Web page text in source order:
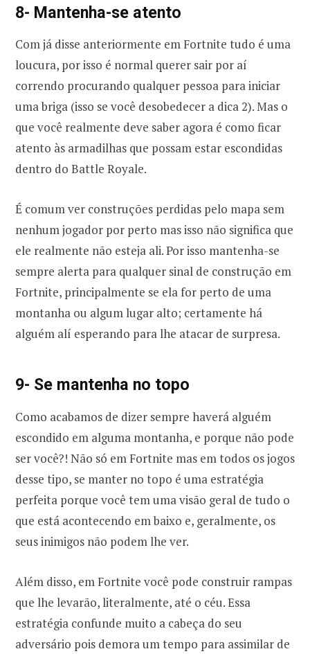
8- Mantenha-se atento
Com já disse anteriormente em Fortnite tudo é uma
loucura, por isso é normal querer sair por aí
correndo procurando qualquer pessoa para iniciar
uma briga (isso se você desobedecer a dica 2). Mas o
que você realmente deve saber agora é como ficar
atento às armadilhas que possam estar escondidas
dentro do Battle Royale.
É comum ver construções perdidas pelo mapa sem
nenhum jogador por perto mas isso não significa que
ele realmente não esteja ali. Por isso mantenha-se
sempre alerta para qualquer sinal de construção em
Fortnite, principalmente se ela for perto de uma
montanha ou algum lugar alto; certamente há
alguém alí esperando para lhe atacar de surpresa.
9- Se mantenha no topo
Como acabamos de dizer sempre haverá alguém
escondido em alguma montanha, e porque não pode
ser você?! Não só em Fortnite mas em todos os jogos
desse tipo, se manter no topo é uma estratégia
perfeita porque você tem uma visão geral de tudo o
que está acontecendo em baixo e, geralmente, os
seus inimigos não podem lhe ver.
Além disso, em Fortnite você pode construir rampas
que lhe levarão, literalmente, até o céu. Essa
estratégia confunde muito a cabeça do seu
adversário pois demora um tempo para assimilar de